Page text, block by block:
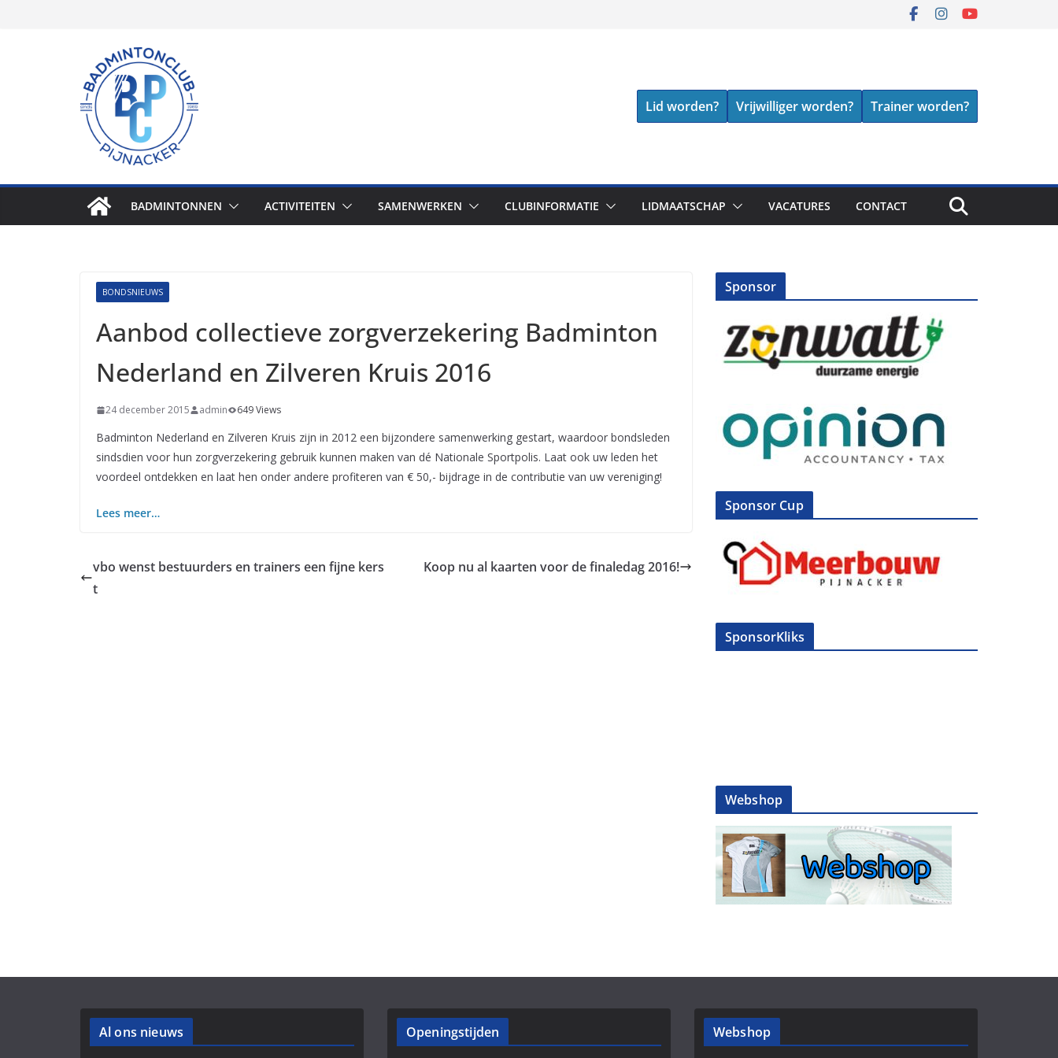
Lid worden? Vrijwilliger worden? Trainer worden?
BADMINTONNEN ACTIVITEITEN SAMENWERKEN CLUBINFORMATIE LIDMAATSCHAP VACATURES CONTACT
BONDSNIEUWS
Aanbod collectieve zorgverzekering Badminton
Nederland en Zilveren Kruis 2016
24 december 2015 admin 649 Views
Badminton Nederland en Zilveren Kruis zijn in 2012 een bijzondere samenwerking gestart, waardoor bondsleden
sindsdien voor hun zorgverzekering gebruik kunnen maken van dé Nationale Sportpolis. Laat ook uw leden het
voordeel ontdekken en laat hen onder andere profiteren van € 50,- bijdrage in de contributie van uw vereniging!
Lees meer…
vbo wenst bestuurders en trainers een fijne kers
t
Koop nu al kaarten voor de finaledag 2016!
Sponsor
Sponsor Cup
SponsorKliks
Webshop
Al ons nieuws Openingstijden Webshop